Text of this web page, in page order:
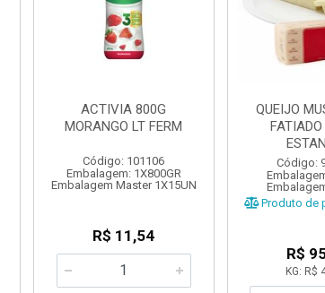
ACTIVIA 800G
MORANGO LT FERM
Código: 101106
Embalagem: 1X800GR
Embalagem Master 1X15UN
R$ 11,54
QUEIJO
Código:
Produto de
R$
KG: R$